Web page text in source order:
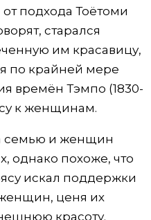
подхода Тоётоми
старался
им красавицу,
по крайней мере
времён Тэмпо (1830-
к женщинам.
семью и женщин
однако похоже, что
искал поддержки
ценя их
красоту.